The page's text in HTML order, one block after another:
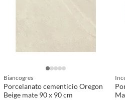
Biancogres
Porcelanato cementicio Oregon
Beige mate 90 x 90 cm